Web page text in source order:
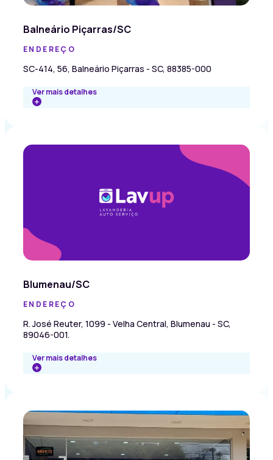
Balneário Piçarras/SC
ENDEREÇO
SC-414, 56, Balneário Piçarras - SC, 88385-000
Ver mais detalhes
Blumenau/SC
ENDEREÇO
R. José Reuter, 1099 - Velha Central, Blumenau - SC,
89046-001.
Ver mais detalhes